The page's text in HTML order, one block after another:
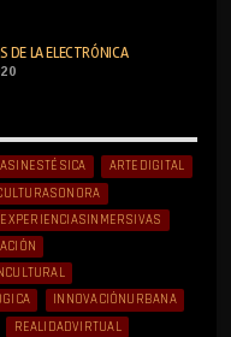
DE LA ELECTRÓNICA
ARTEDIGITAL
EXPERIENCIASINMERSIVAS
INNOVACIÓNURBANA
REALIDADVIRTUAL